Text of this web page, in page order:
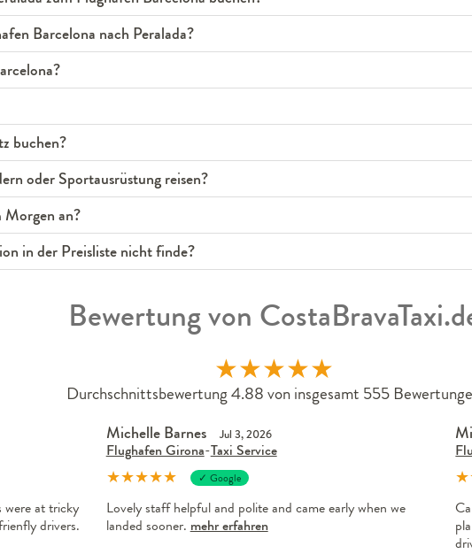
Barcelona nach Peralada?
buchen?
oder Sportausrüstung reisen?
Morgen an?
in der Preisliste nicht finde?
Bewertung von
★★★★★
Durchschnittsbewertung 4.88 von insgesamt 555
were at tricky
drivers.
Michelle Barnes Jul 3, 2026
Flughafen Girona-Taxi Service
★★★★★ ✓ Google
Lovely staff helpful and polite and came early when we
landed sooner. mehr erfahren
★